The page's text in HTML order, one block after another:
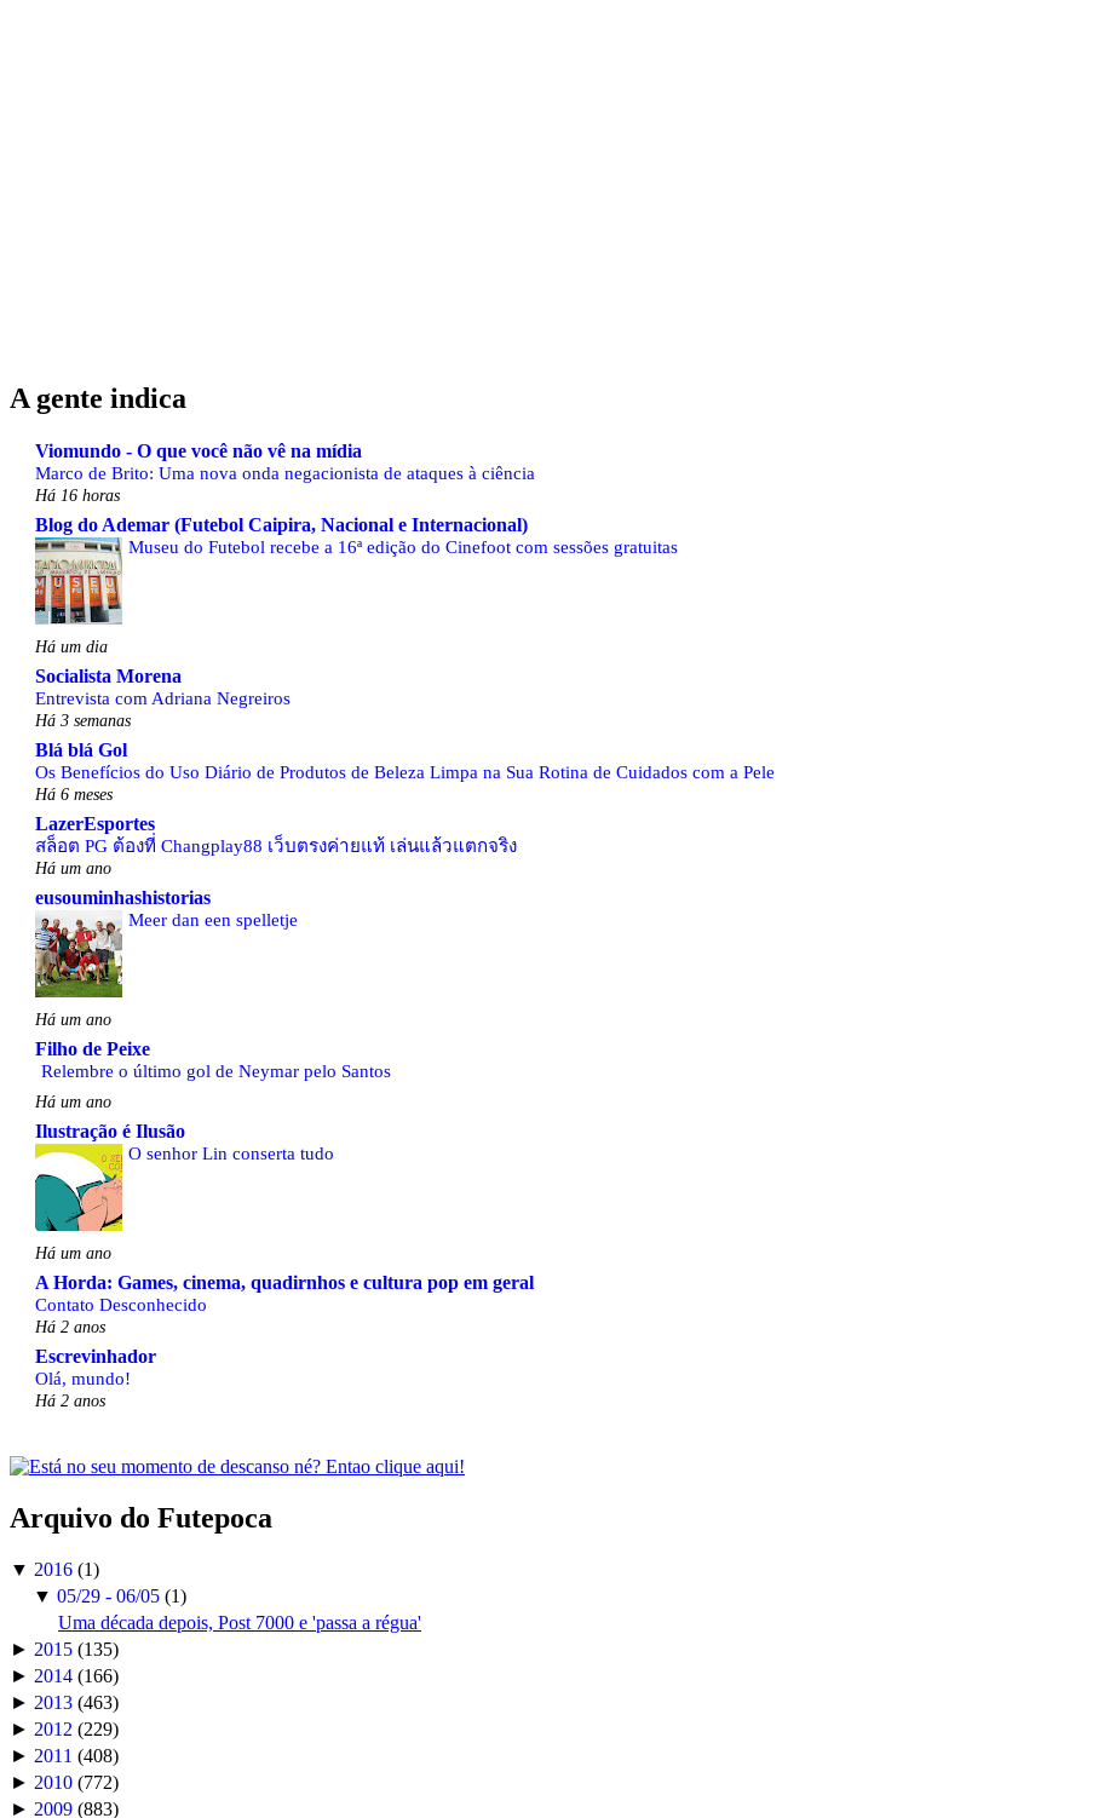
A gente indica
Viomundo - O que você não vê na mídia
Marco de Brito: Uma nova onda negacionista de ataques à ciência
Há 16 horas
Blog do Ademar (Futebol Caipira, Nacional e Internacional)
Museu do Futebol recebe a 16ª edição do Cinefoot com sessões gratuitas
Há um dia
Socialista Morena
Entrevista com Adriana Negreiros
Há 3 semanas
Blá blá Gol
Os Benefícios do Uso Diário de Produtos de Beleza Limpa na Sua Rotina de Cuidados com a Pele
Há 6 meses
LazerEsportes
สล็อต PG ต้องที่ Changplay88 เว็บตรงค่ายแท้ เล่นแล้วแตกจริง
Há um ano
eusouminhashistorias
Meer dan een spelletje
Há um ano
Filho de Peixe
Relembre o último gol de Neymar pelo Santos
Há um ano
Ilustração é Ilusão
O senhor Lin conserta tudo
Há um ano
A Horda: Games, cinema, quadirnhos e cultura pop em geral
Contato Desconhecido
Há 2 anos
Escrevinhador
Olá, mundo!
Há 2 anos
Arquivo do Futepoca
▼ 2016 (1)
▼05/29 - 06/05 (1)
Uma década depois, Post 7000 e 'passa a régua'
► 2015 (135)
► 2014 (166)
► 2013 (463)
► 2012 (229)
► 2011 (408)
► 2010 (772)
► 2009 (883)